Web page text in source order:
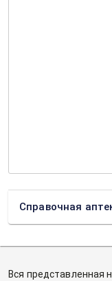
Справочная
Вся представленная